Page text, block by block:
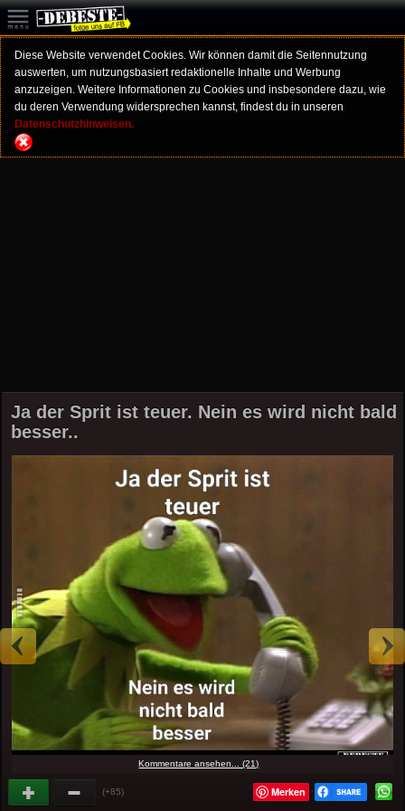
Diese Website verwendet Cookies. Wir können damit die Seitennutzung
auswerten, um nutzungsbasiert redaktionelle Inhalte und Werbung
anzuzeigen. Weitere Informationen zu Cookies und insbesondere dazu, wie
du deren Verwendung widersprechen kannst, findest du in unseren
Datenschutzhinweisen.
Ja der Sprit ist teuer. Nein es wird nicht bald
besser..
Kommentare ansehen... (21)
(+85) Merken